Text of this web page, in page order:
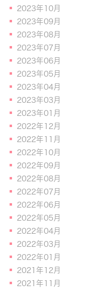
2023年10月
2023年09月
2023年08月
2023年07月
2023年06月
2023年05月
2023年04月
2023年03月
2023年01月
2022年12月
2022年11月
2022年10月
2022年09月
2022年08月
2022年07月
2022年06月
2022年05月
2022年04月
2022年03月
2022年01月
2021年12月
2021年11月